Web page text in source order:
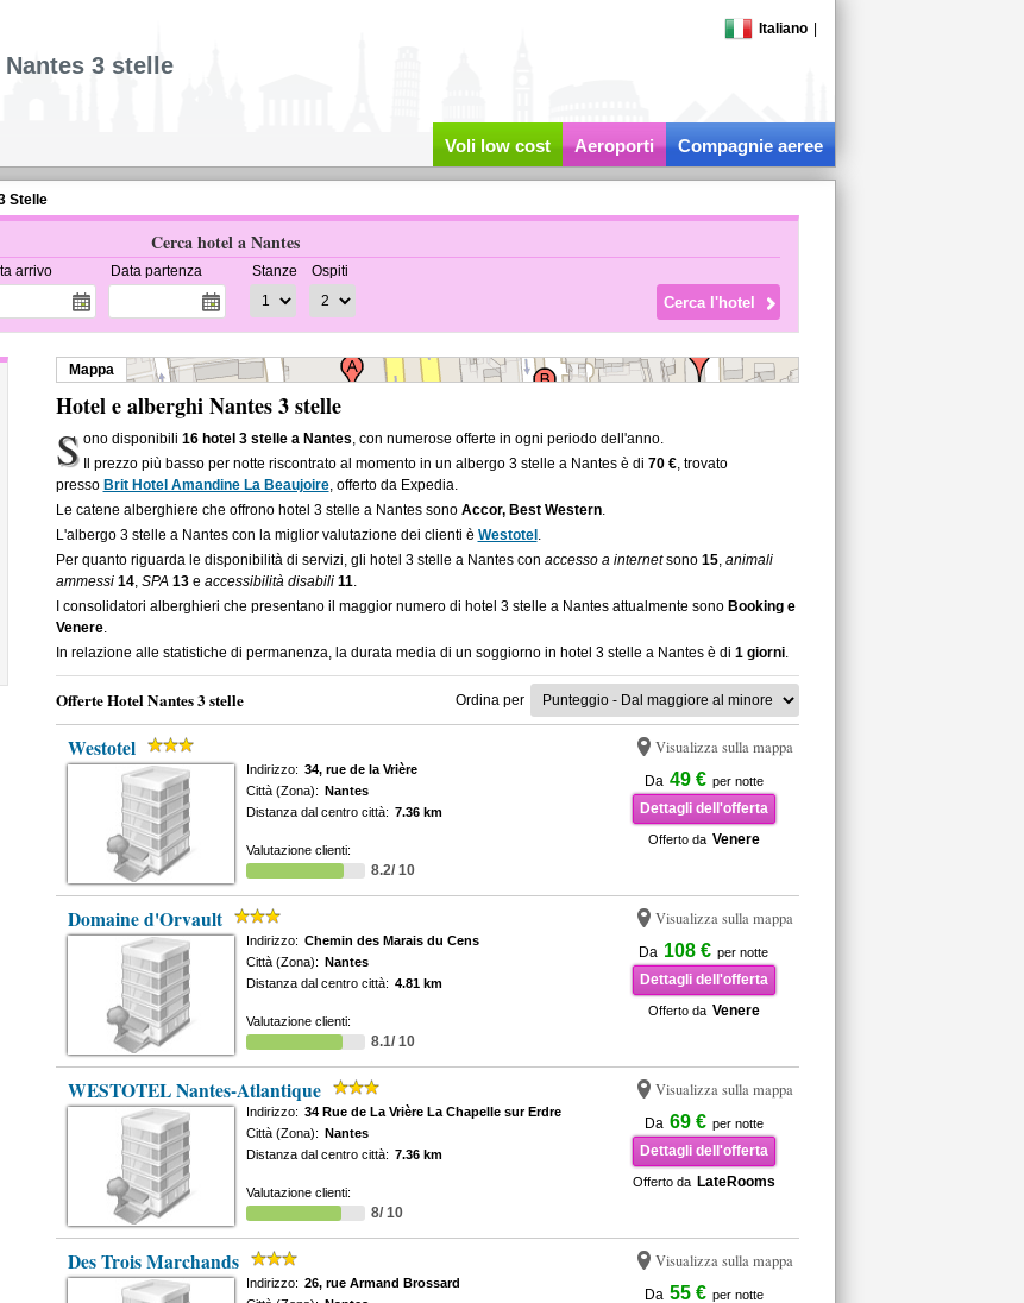
Italiano
Nantes 3 stelle
Voli low cost Aeroporti Compagnie aeree
Stelle
Cerca hotel a Nantes
arrivo Data partenza Stanze Ospiti
Mappa
Hotel e alberghi Nantes 3 stelle
S ono disponibili16 hotel 3 stelle a Nantes, con numerose offerte in ogni periodo dell'anno.
Il prezzo più basso per notte riscontrato al momento in un albergo 3 stelle a Nantes è di70 €, trovato
presso Brit Hotel Amandine La Beaujoire, offerto da Expedia.
Le catene alberghiere che offrono hotel 3 stelle a Nantes sono Accor, Best Western.
L'albergo 3 stelle a Nantes con la miglior valutazione dei clienti è Westotel .
Per quanto riguarda le disponibilità di servizi, gli hotel 3 stelle a Nantes con accesso a internetsono 15, animali
ammessi 14, SPA 13e accessibilità disabili 11.
I consolidatori alberghieri che presentano il maggior numero di hotel 3 stelle a Nantes attualmente sono Booking e
Venere.
In relazione alle statistiche di permanenza, la durata media di un soggiorno in hotel 3 stelle a Nantes è di 1 giorni.
Offerte Hotel Nantes 3 stelle Ordina per
Westotel Visualizza sulla mappa
Da 49 € per notte
Dettagli dell'offerta
Offerto da Venere
Indirizzo: 34, rue de la Vrière
Città (Zona): Nantes
Distanza dal centro città: 7.36 km
Valutazione clienti:
8.2/ 10
Domaine d'Orvault Visualizza sulla mappa
Da 108 € per notte
Dettagli dell'offerta
Offerto da Venere
Indirizzo: Chemin des Marais du Cens
Città (Zona): Nantes
Distanza dal centro città: 4.81 km
Valutazione clienti:
8.1/ 10
WESTOTEL Nantes-Atlantique Visualizza sulla mappa
Da 69 € per notte
Dettagli dell'offerta
Offerto da LateRooms
Indirizzo: 34 Rue de La Vrière La Chapelle sur Erdre
Città (Zona): Nantes
Distanza dal centro città: 7.36 km
Valutazione clienti:
8/ 10
Des Trois Marchands Visualizza sulla mappa
Da 55 € per notte
Indirizzo: 26, rue Armand Brossard